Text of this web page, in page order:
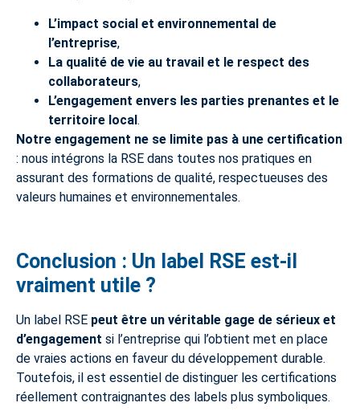
L’impact social et environnemental de
l’entreprise,
La qualité de vie au travail et le respect des
collaborateurs,
L’engagement envers les parties prenantes et le
territoire local.
Notre engagement ne se limite pas à une certification
: nous intégrons la RSE dans toutes nos pratiques en
assurant des formations de qualité, respectueuses des
valeurs humaines et environnementales.
Conclusion : Un label RSE est-il
vraiment utile ?
Un label RSE peut être un véritable gage de sérieux et
d’engagement si l’entreprise qui l’obtient met en place
de vraies actions en faveur du développement durable.
Toutefois, il est essentiel de distinguer les certifications
réellement contraignantes des labels plus symboliques.